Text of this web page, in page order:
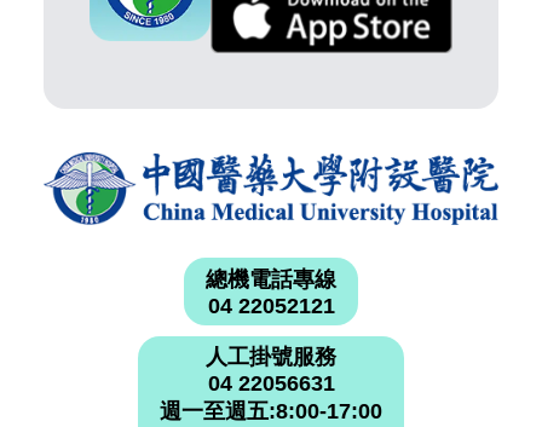
總機電話專線
04 22052121
人工掛號服務
04 22056631
週一至週五:8:00-17:00